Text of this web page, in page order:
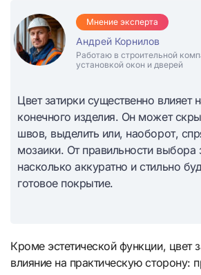
Мнение эксперта
Андрей Корнилов
Работаю в строительной
установкой окон и дверей
Цвет затирки существенно влияет
конечного изделия. Он может
швов, выделить или, наоборот,
мозаики. От правильности выбора
насколько аккуратно и стильно
готовое покрытие.
Кроме эстетической функции, цвет
влияние на практическую сторону: